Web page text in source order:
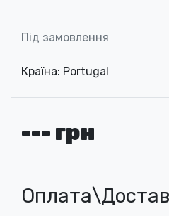
Під замовлення
Країна: Portugal
--- грн